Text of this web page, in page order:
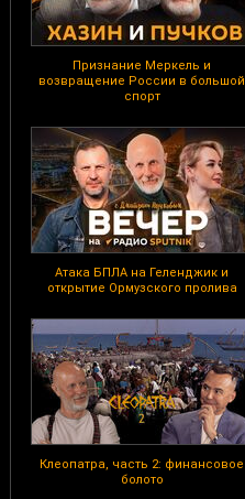
Признание Меркель и
возвращение России в большой
спорт
Атака БПЛА на Геленджик и
открытие Ормузского пролива
Клеопатра, часть 2: финансовое
болото